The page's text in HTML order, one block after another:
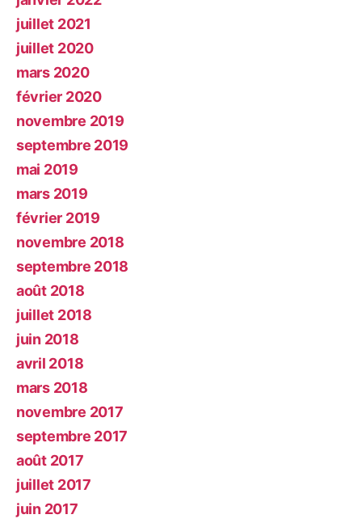
juillet 2021
juillet 2020
mars 2020
février 2020
novembre 2019
septembre 2019
mai 2019
mars 2019
février 2019
novembre 2018
septembre 2018
août 2018
juillet 2018
juin 2018
avril 2018
mars 2018
novembre 2017
septembre 2017
août 2017
juillet 2017
juin 2017